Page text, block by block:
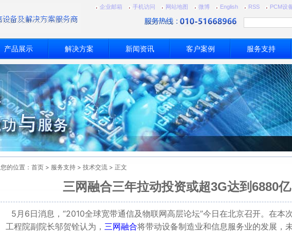
企业邮箱 手机访问 网站地图 微博 English RSS PCM设
产品展示 解决方案 新闻资讯 客户案例 服务支持
您的位置： 首页 > 服务支持 > 技术交流 > 正文
三网融合三年拉动投资或超3G达到6880亿
5月6日消息，“2010全球宽带通信及物联网高层论坛”今日在北京召开。在本
工程院副院长邬贺铨认为， 三网融合将带动设备制造业和信息服务业的发展，